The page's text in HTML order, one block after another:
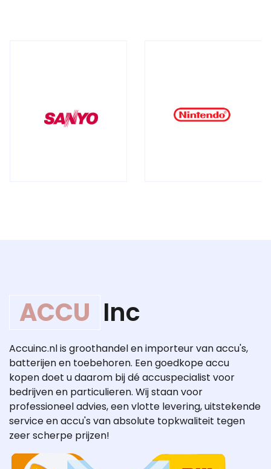
ACCU Inc
Accuinc.nl is groothandel en importeur van accu's,
batterijen en toebehoren. Een goedkope accu
kopen doet u daarom bij dé accuspecialist voor
bedrijven en particulieren. Wij staan voor
professioneel advies, een vlotte levering, uitstekende
service en accu's van absolute topkwaliteit tegen
zeer scherpe prijzen!